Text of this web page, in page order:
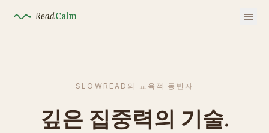
ReadCalm
SLOWREAD의 교육적 동반자
깊은 집중력의 기술.